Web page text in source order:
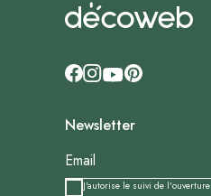
Newsletter
J'autorise le suivi de